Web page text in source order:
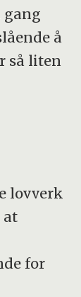
gang
å
så liten
lovverk
at
for